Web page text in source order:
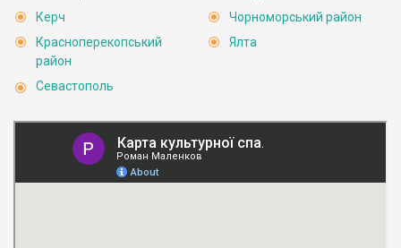
Керч
Красноперекопський
район
Севастополь
Чорноморський район
Ялта